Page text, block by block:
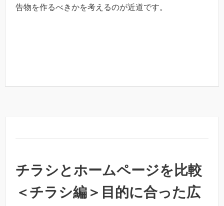
告物を作るべきかを考えるのが近道です。
チラシとホームページを比較
＜チラシ編＞目的に合った広